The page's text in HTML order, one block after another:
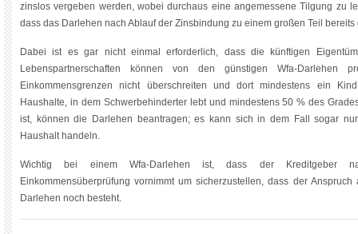
zinslos vergeben werden, wobei durchaus eine angemessene Tilgung zu
dass das Darlehen nach Ablauf der Zinsbindung zu einem großen Teil bereits
Dabei ist es gar nicht einmal erforderlich, dass die künftigen
Lebenspartnerschaften können von den günstigen Wfa-Darlehen
Einkommensgrenzen nicht überschreiten und dort mindestens ein
Haushalte, in dem Schwerbehinderter lebt und mindestens 50 % des
ist, können die Darlehen beantragen; es kann sich in dem Fall sogar
Haushalt handeln.
Wichtig bei einem Wfa-Darlehen ist, dass der Kreditgeber
Einkommensüberprüfung vornimmt um sicherzustellen, dass der
Darlehen noch besteht.